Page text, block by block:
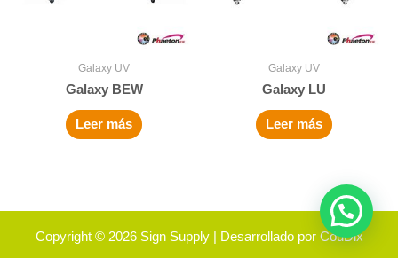
Galaxy UV
Galaxy BEW
Leer más
Galaxy UV
Galaxy LU
Leer más
Copyright © 2026 Sign Supply| Desarrollado por CouDix